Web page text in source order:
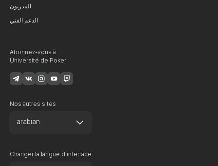
المدربون
الدعم الفني
Abonnez-vous à
Université de Poker
Nos autres sites
arabian
Changer la langue d'interface